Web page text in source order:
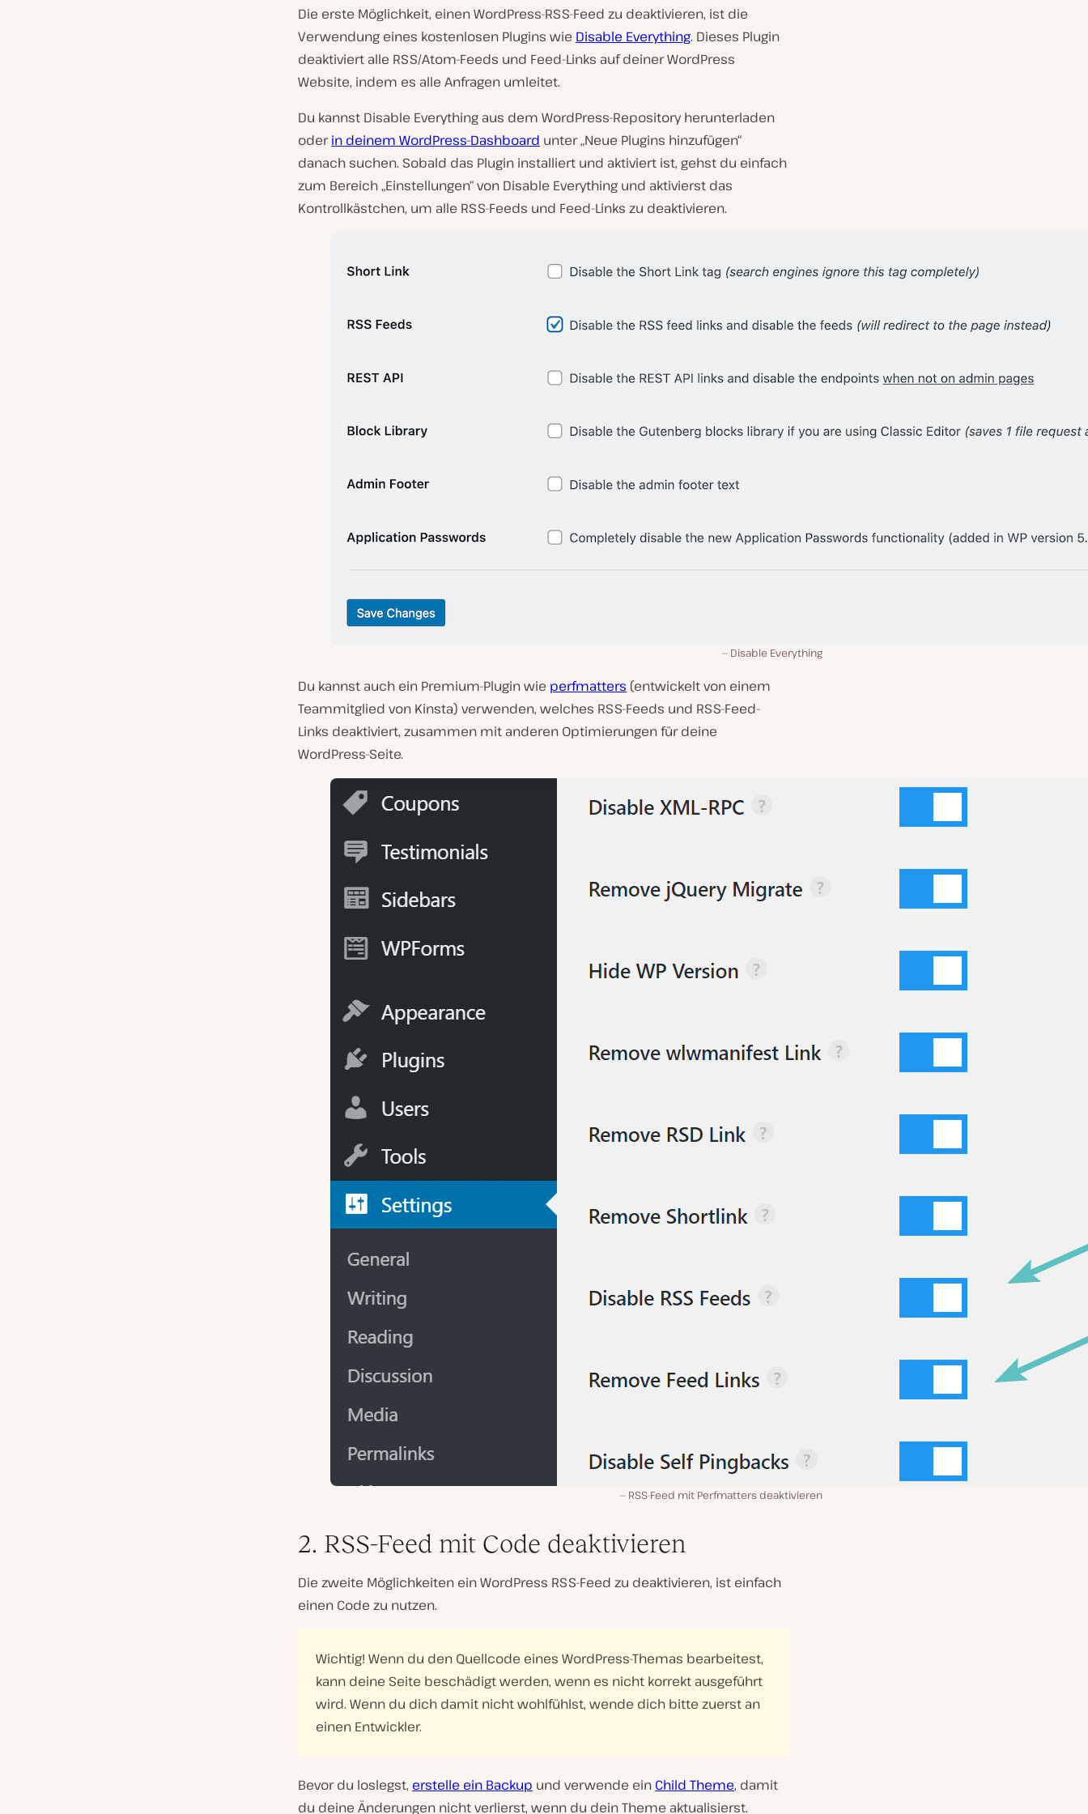
Die erste Möglichkeit, einen WordPress-RSS-Feed zu deaktivieren, ist die
Verwendung eines kostenlosen Plugins wie Disable Everything. Dieses Plugin
deaktiviert alle RSS/Atom-Feeds und Feed-Links auf deiner WordPress
Website, indem es alle Anfragen umleitet.
Du kannst Disable Everything aus dem WordPress-Repository herunterladen
oderin deinem WordPress-Dashboard unter „Neue Plugins hinzufügen“
danach suchen. Sobald das Plugin installiert und aktiviert ist, gehst du einfach
zum Bereich „Einstellungen“ von Disable Everything und aktivierst das
Kontrollkästchen, um alle RSS-Feeds und Feed-Links zu deaktivieren.
Disable Everything
Du kannst auch ein Premium-Plugin wie perfmatters (entwickelt von einem
Teammitglied von Kinsta) verwenden, welches RSS-Feeds und RSS-Feed-
Links deaktiviert, zusammen mit anderen Optimierungen für deine
WordPress-Seite.
RSS-Feed mit Perfmatters deaktivieren
2. RSS-Feed mit Code deaktivieren
Die zweite Möglichkeiten ein WordPress RSS-Feed zu deaktivieren, ist einfach
einen Code zu nutzen.
Wichtig! Wenn du den Quellcode eines WordPress-Themas bearbeitest,
kann deine Seite beschädigt werden, wenn es nicht korrekt ausgeführt
wird. Wenn du dich damit nicht wohlfühlst, wende dich bitte zuerst an
einen Entwickler.
Bevor du loslegst, erstelle ein Backup und verwende ein Child Theme, damit
du deine Änderungen nicht verlierst, wenn du dein Theme aktualisierst.